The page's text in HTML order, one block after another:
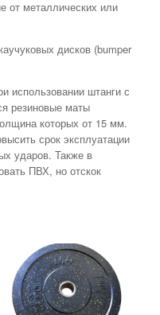
от металлических или
дисков (bumper
использовании штанги с
резиновые маты
которых от 15 мм.
срок эксплуатации
ударов. Также в
ПВХ, но отскок